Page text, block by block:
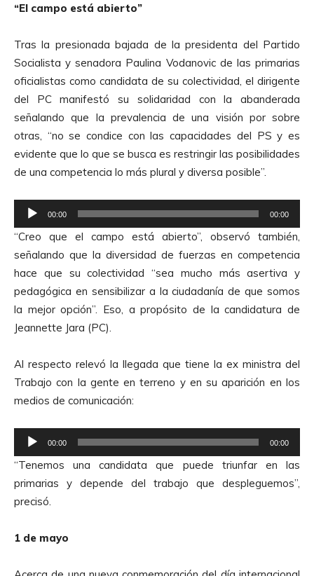
u
d
i
o
“El campo está abierto”
Tras la presionada bajada de la presidenta del Partido
Socialista y senadora Paulina Vodanovic de las primarias
oficialistas como candidata de su colectividad, el dirigente
del PC manifestó su solidaridad con la abanderada
señalando que la prevalencia de una visión por sobre
otras, “no se condice con las capacidades del PS y es
evidente que lo que se busca es restringir las posibilidades
de una competencia lo más plural y diversa posible”.
e
r
o
d
u
c
o
d
e
u
d
i
00:00 00:00
“Creo que el campo está abierto”, observó también,
señalando que la diversidad de fuerzas en competencia
hace que su colectividad “sea mucho más asertiva y
pedagógica en sensibilizar a la ciudadanía de que somos
la mejor opción”. Eso, a propósito de la candidatura de
Jeannette Jara (PC).
Al respecto relevó la llegada que tiene la ex ministra del
Trabajo con la gente en terreno y en su aparición en los
medios de comunicación:
e
r
o
u
00:00 00:00
“Tenemos una candidata que puede triunfar en las
primarias y depende del trabajo que despleguemos”,
precisó.
1 de mayo